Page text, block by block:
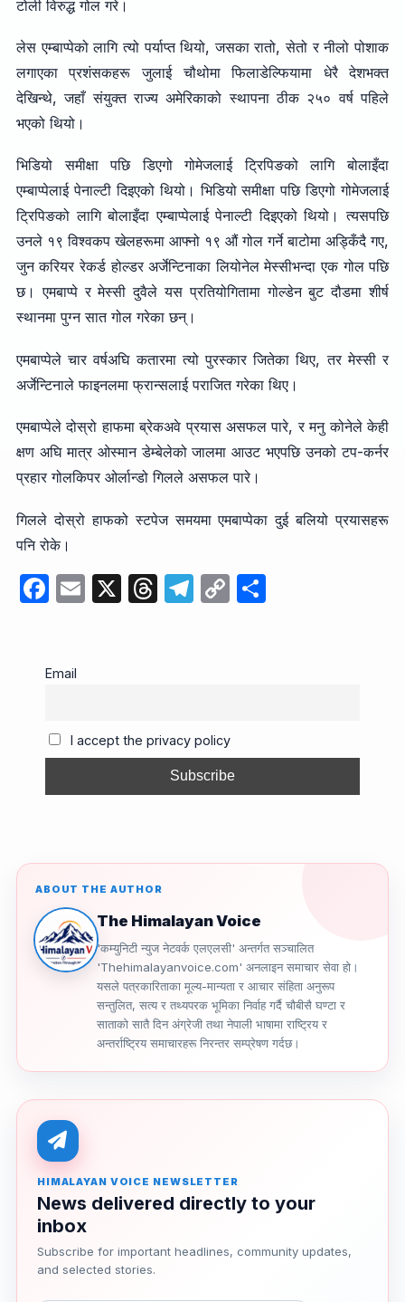
टोली विरुद्ध गोल गरे।
लेस एम्बाप्पेको लागि त्यो पर्याप्त थियो, जसका रातो, सेतो र नीलो पोशाक
लगाएका प्रशंसकहरू जुलाई चौथोमा फिलाडेल्फियामा धेरै देशभक्त
देखिन्थे, जहाँ संयुक्त राज्य अमेरिकाको स्थापना ठीक २५० वर्ष पहिले
भएको थियो।
भिडियो समीक्षा पछि डिएगो गोमेजलाई ट्रिपिङको लागि बोलाइँदा
एम्बाप्पेलाई पेनाल्टी दिइएको थियो। भिडियो समीक्षा पछि डिएगो गोमेजलाई
ट्रिपिङको लागि बोलाइँदा एम्बाप्पेलाई पेनाल्टी दिइएको थियो। त्यसपछि
उनले १९ विश्वकप खेलहरूमा आफ्नो १९ औं गोल गर्ने बाटोमा अड्किँदै गए,
जुन करियर रेकर्ड होल्डर अर्जेन्टिनाका लियोनेल मेस्सीभन्दा एक गोल पछि
छ। एमबाप्पे र मेस्सी दुवैले यस प्रतियोगितामा गोल्डेन बुट दौडमा शीर्ष
स्थानमा पुग्न सात गोल गरेका छन्।
एमबाप्पेले चार वर्षअघि कतारमा त्यो पुरस्कार जितेका थिए, तर मेस्सी र
अर्जेन्टिनाले फाइनलमा फ्रान्सलाई पराजित गरेका थिए।
एमबाप्पेले दोस्रो हाफमा ब्रेकअवे प्रयास असफल पारे, र मनु कोनेले केही
क्षण अघि मात्र ओस्मान डेम्बेलेको जालमा आउट भएपछि उनको टप-कर्नर
प्रहार गोलकिपर ओर्लान्डो गिलले असफल पारे।
गिलले दोस्रो हाफको स्टपेज समयमा एमबाप्पेका दुई बलियो प्रयासहरू
पनि रोके।
F
e
o
o
k
E X T
s
T
m
C
n
k
S
Email
I accept the privacy policy
ABOUT THE AUTHOR
The Himalayan Voice
'कम्युनिटी न्युज नेटवर्क एलएलसी' अन्तर्गत सञ्चालित
'Thehimalayanvoice.com' अनलाइन समाचार सेवा हो।
यसले पत्रकारिताका मूल्य-मान्यता र आचार संहिता अनुरूप
सन्तुलित, सत्य र तथ्यपरक भूमिका निर्वाह गर्दै चौबीसै घण्टा र
साताको सातै दिन अंग्रेजी तथा नेपाली भाषामा राष्ट्रिय र
अन्तर्राष्ट्रिय समाचारहरू निरन्तर सम्प्रेषण गर्दछ।
HIMALAYAN VOICE NEWSLETTER
News delivered directly to your
inbox
Subscribe for important headlines, community updates,
and selected stories.